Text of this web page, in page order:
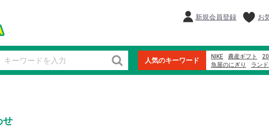
新規会員登録 お
人気のキーワード NIKE 農産ギフト
魚屋のにぎり
ラン
せ